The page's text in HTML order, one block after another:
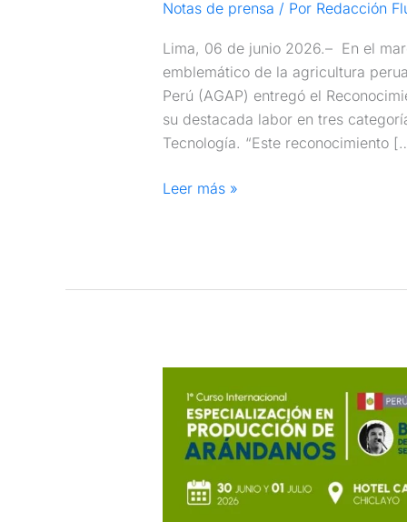
Notas de prensa / Por Redacción
Lima, 06 de junio 2026.– En el
emblemático de la agricultura
Perú (AGAP) entregó el
su destacada labor en tres
Tecnología. “Este reconocimiento
Leer más »
líderes
industria